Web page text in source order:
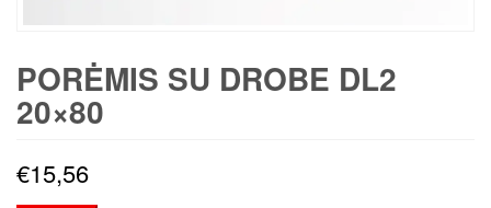
PORĖMIS SU DROBE DL2
20×80
€15,56